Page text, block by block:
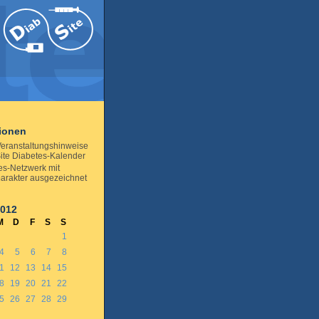
Diabetes-Kalender
Netzwerk mit
ausgezeichnet
D F S
S
1
4 5 6 7
8
12 13 14
15
19 20 21
22
26 27 28
29